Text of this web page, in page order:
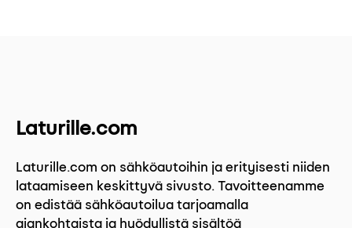
Laturille.com
Laturille.com on sähköautoihin ja erityisesti niiden
lataamiseen keskittyvä sivusto. Tavoitteenamme
on edistää sähköautoilua tarjoamalla
ajankohtaista ja hyödyllistä sisältöä